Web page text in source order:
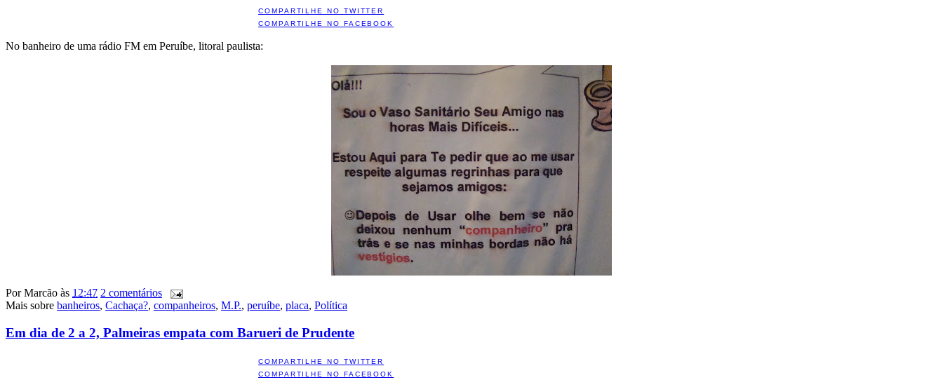
COMPARTILHE NO TWITTER
COMPARTILHE NO FACEBOOK
No banheiro de uma rádio FM em Peruíbe, litoral paulista:
PorMarcão às 12:47 2 comentários
Mais sobre banheiros, Cachaça?, companheiros, M.P., peruíbe, placa, Política
Em dia de 2 a 2, Palmeiras empata com Barueri de Prudente
COMPARTILHE NO TWITTER
COMPARTILHE NO FACEBOOK